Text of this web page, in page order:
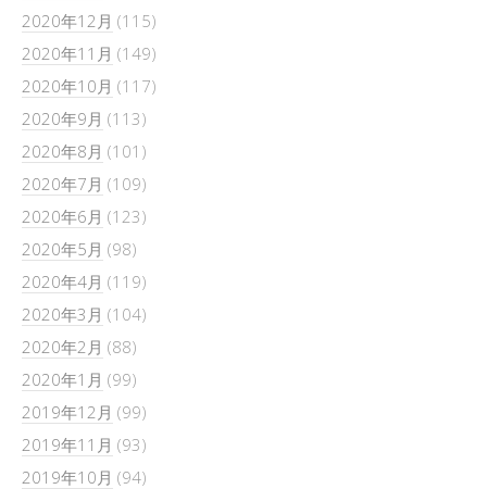
2020年12月 (115)
2020年11月 (149)
2020年10月 (117)
2020年9月 (113)
2020年8月 (101)
2020年7月 (109)
2020年6月 (123)
2020年5月 (98)
2020年4月 (119)
2020年3月 (104)
2020年2月 (88)
2020年1月 (99)
2019年12月 (99)
2019年11月 (93)
2019年10月 (94)